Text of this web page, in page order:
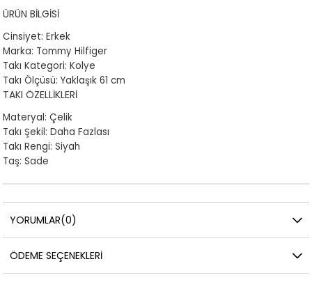
ÜRÜN BİLGİSİ
Cinsiyet: Erkek
Marka: Tommy Hilfiger
Takı Kategori: Kolye
Takı Ölçüsü: Yaklaşık 61 cm
TAKI ÖZELLİKLERİ
Materyal: Çelik
Takı Şekil: Daha Fazlası
Takı Rengi: Siyah
Taş: Sade
YORUMLAR(0)
ÖDEME SEÇENEKLERI